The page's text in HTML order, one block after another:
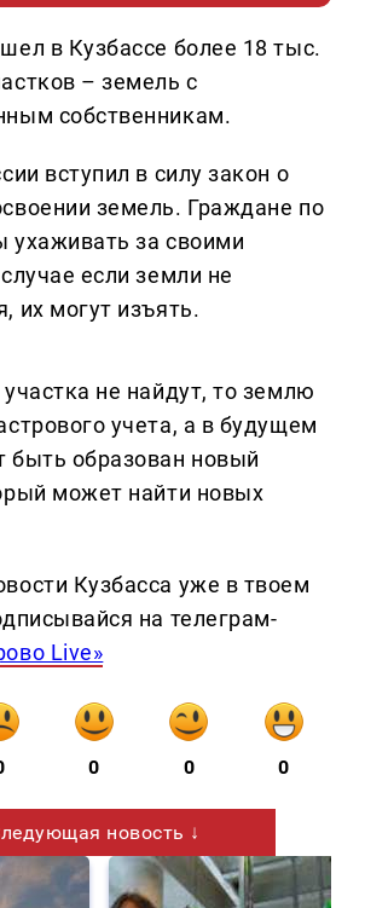
в Кузбассе более 18 тыс.
– земель с
собственникам.
вступил в силу закон о
земель. Граждане по
ухаживать за своими
если земли не
их могут изъять.
участка не найдут, то землю
учета, а в будущем
быть образован новый
может найти новых
Кузбасса уже в твоем
на телеграм-
Live»
0 0 0
новость ↓